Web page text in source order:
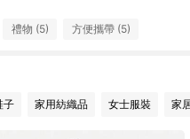
禮物 (5) 方便攜帶 (5)
子 家用紡織品 女士服裝 家